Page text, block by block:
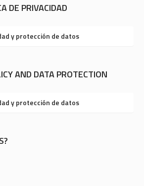
DE PRIVACIDAD
y protección de datos
AND DATA PROTECTION
y protección de datos